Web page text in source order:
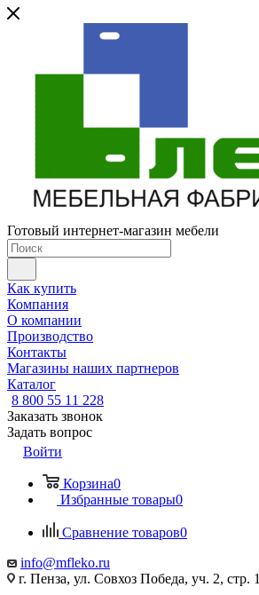
Готовый интернет-магазин мебели
Как купить
Компания
О компании
Производство
Контакты
Магазины наших партнеров
Каталог
8 800 55 11 228
Заказать звонок
Задать вопрос
Войти
Корзина0
Избранные товары0
Сравнение товаров0
info@mfleko.ru
г. Пенза, ул. Совхоз Победа, уч. 2, стр. 1